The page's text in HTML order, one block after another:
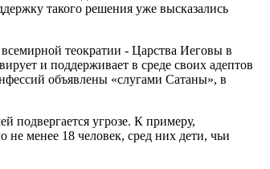
такого решения уже высказались
теократии - Царства Иеговы в
и поддерживает в среде своих адептов
объявлены «слугами Сатаны», в
подвергается угрозе. К примеру,
не менее 18 человек, сред них дети, чьи